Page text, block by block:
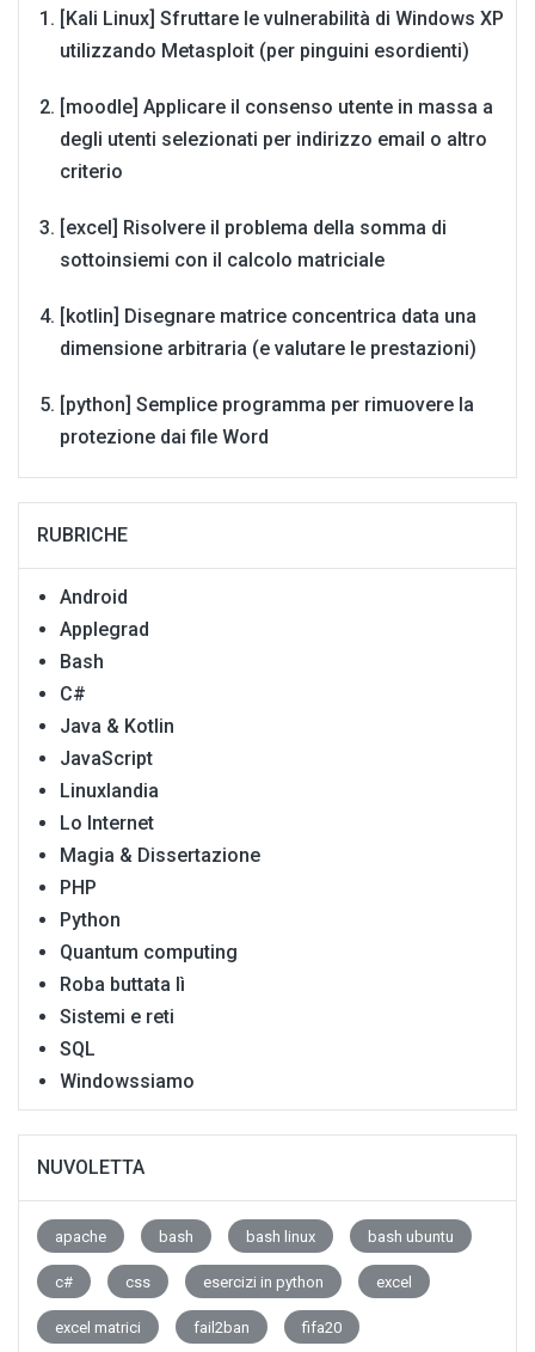
[Kali Linux] Sfruttare le vulnerabilità di Windows XP
utilizzando Metasploit (per pinguini esordienti)
[moodle] Applicare il consenso utente in massa a
degli utenti selezionati per indirizzo email o altro
criterio
[excel] Risolvere il problema della somma di
sottoinsiemi con il calcolo matriciale
[kotlin] Disegnare matrice concentrica data una
dimensione arbitraria (e valutare le prestazioni)
[python] Semplice programma per rimuovere la
protezione dai file Word
RUBRICHE
Android
Applegrad
Bash
C#
Java & Kotlin
JavaScript
Linuxlandia
Lo Internet
Magia & Dissertazione
PHP
Python
Quantum computing
Roba buttata lì
Sistemi e reti
SQL
Windowssiamo
NUVOLETTA
apache bash bash linux bash ubuntu
c# css esercizi in python excel
excel matrici fail2ban fifa20